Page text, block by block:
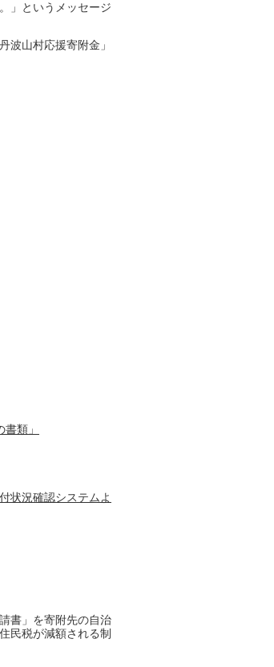
」というメッセージ
波山村応援寄附金」
類」
状況確認システムよ
書」を寄附先の自治
民税が減額される制